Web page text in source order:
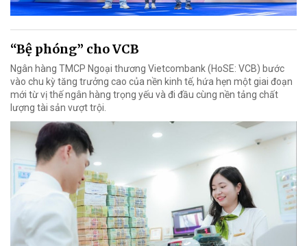
“Bệ phóng” cho VCB
Ngân hàng TMCP Ngoại thương Vietcombank (HoSE: VCB) bước
vào chu kỳ tăng trưởng cao của nền kinh tế, hứa hẹn một giai đoạn
mới từ vị thế ngân hàng trọng yếu và đi đầu cùng nền tảng chất
lượng tài sản vượt trội.